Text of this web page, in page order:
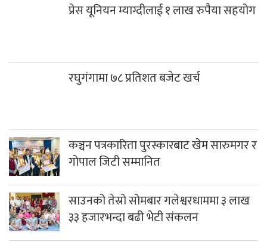
प्रेस यूनियन म्याग्दीलाई १ लाख रुपैया सहयोग
रघुगंगामा ७८ प्रतिशत बजेट खर्च
कञ्चन पत्रकारिता पुरस्कारबाट खेम सारुमगर र
गोपाल जिटी सम्मानित
साउनको तेस्रो सोमबार गलेश्वरधाममा ३ लाख
३३ हजारभन्दा बढी भेटी संकलन